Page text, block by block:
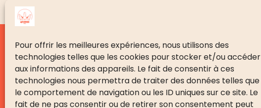
Pour offrir les meilleures expériences, nous utilisons des
technologies telles que les cookies pour stocker et/ou accéder
aux informations des appareils. Le fait de consentir à ces
technologies nous permettra de traiter des données telles que
le comportement de navigation ou les ID uniques sur ce site. Le
fait de ne pas consentir ou de retirer son consentement peut
PRÉSENTATION
Présentation
Le mot de la présidente